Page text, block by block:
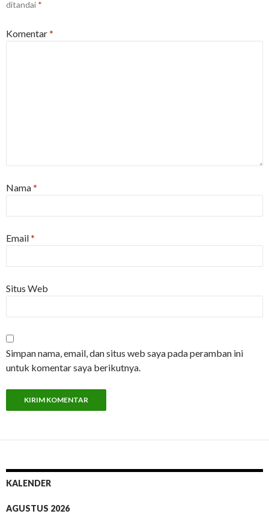
ditandai *
Komentar*
Nama*
Email*
Situs Web
Simpan nama, email, dan situs web saya pada peramban ini
untuk komentar saya berikutnya.
KALENDER
AGUSTUS 2026